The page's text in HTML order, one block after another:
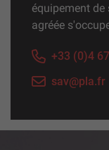
équipement de
agréée
+33 (0)4
sav@pla.fr